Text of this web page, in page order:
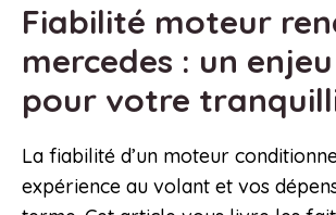
Fiabilité moteur
mercedes : un
pour votre
La fiabilité d’un moteur
expérience au volant et vos